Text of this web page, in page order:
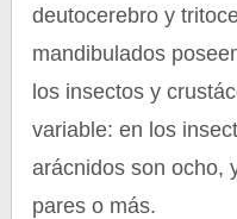
deutocerebro y
mandibulados
los insectos y
variable: en los
arácnidos son ocho,
pares o más.